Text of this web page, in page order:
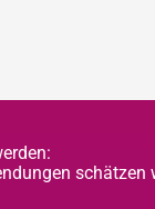
schätzen